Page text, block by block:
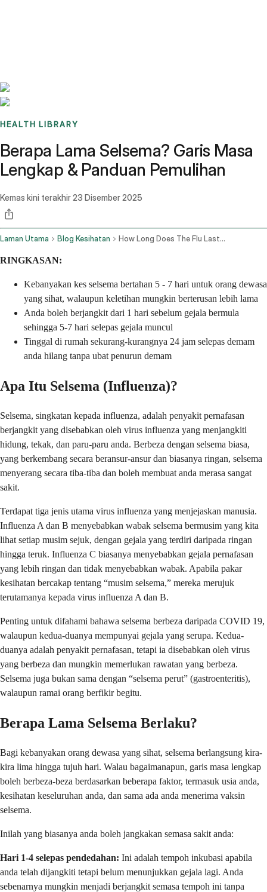
HEALTH LIBRARY
Berapa Lama Selsema? Garis Masa
Lengkap & Panduan Pemulihan
Kemas kini terakhir23 Disember 2025
Laman Utama Blog Kesihatan How Long Does The Flu Last Complete Timeline Recovery Guide
RINGKASAN:
Kebanyakan kes selsema bertahan 5 - 7 hari untuk orang dewasa
yang sihat, walaupun keletihan mungkin berterusan lebih lama
Anda boleh berjangkit dari 1 hari sebelum gejala bermula
sehingga 5-7 hari selepas gejala muncul
Tinggal di rumah sekurang-kurangnya 24 jam selepas demam
anda hilang tanpa ubat penurun demam
Apa Itu Selsema (Influenza)?
Selsema, singkatan kepada influenza, adalah penyakit pernafasan
berjangkit yang disebabkan oleh virus influenza yang menjangkiti
hidung, tekak, dan paru-paru anda. Berbeza dengan selsema biasa,
yang berkembang secara beransur-ansur dan biasanya ringan, selsema
menyerang secara tiba-tiba dan boleh membuat anda merasa sangat
sakit.
Terdapat tiga jenis utama virus influenza yang menjejaskan manusia.
Influenza A dan B menyebabkan wabak selsema bermusim yang kita
lihat setiap musim sejuk, dengan gejala yang terdiri daripada ringan
hingga teruk. Influenza C biasanya menyebabkan gejala pernafasan
yang lebih ringan dan tidak menyebabkan wabak. Apabila pakar
kesihatan bercakap tentang “musim selsema,” mereka merujuk
terutamanya kepada virus influenza A dan B.
Penting untuk difahami bahawa selsema berbeza daripada COVID 19,
walaupun kedua-duanya mempunyai gejala yang serupa. Kedua-
duanya adalah penyakit pernafasan, tetapi ia disebabkan oleh virus
yang berbeza dan mungkin memerlukan rawatan yang berbeza.
Selsema juga bukan sama dengan “selsema perut” (gastroenteritis),
walaupun ramai orang berfikir begitu.
Berapa Lama Selsema Berlaku?
Bagi kebanyakan orang dewasa yang sihat, selsema berlangsung kira-
kira lima hingga tujuh hari. Walau bagaimanapun, garis masa lengkap
boleh berbeza-beza berdasarkan beberapa faktor, termasuk usia anda,
kesihatan keseluruhan anda, dan sama ada anda menerima vaksin
selsema.
Inilah yang biasanya anda boleh jangkakan semasa sakit anda:
Hari 1-4 selepas pendedahan: Ini adalah tempoh inkubasi apabila
anda telah dijangkiti tetapi belum menunjukkan gejala lagi. Anda
sebenarnya mungkin menjadi berjangkit semasa tempoh ini tanpa